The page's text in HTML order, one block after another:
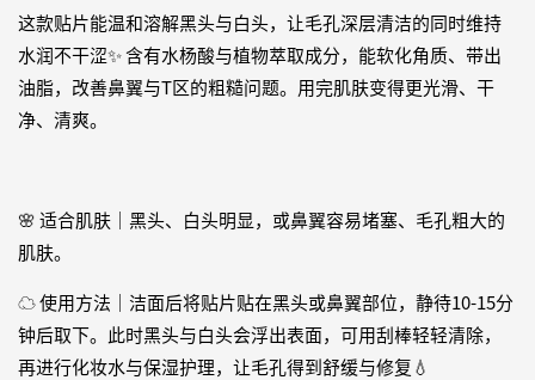
这款贴片能温和溶解黑头与白头，让毛孔深层清洁的同时维持
水润不干涩✨ 含有水杨酸与植物萃取成分，能软化角质、带出
油脂，改善鼻翼与T区的粗糙问题。用完肌肤变得更光滑、干
净、清爽。
🌸 适合肌肤｜黑头、白头明显，或鼻翼容易堵塞、毛孔粗大的
肌肤。
☁️ 使用方法｜洁面后将贴片贴在黑头或鼻翼部位，静待10-15分
钟后取下。此时黑头与白头会浮出表面，可用刮棒轻轻清除，
再进行化妆水与保湿护理，让毛孔得到舒缓与修复💧